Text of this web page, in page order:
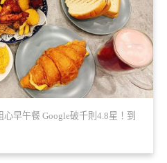
心早午餐 Google破千則4.8星！到